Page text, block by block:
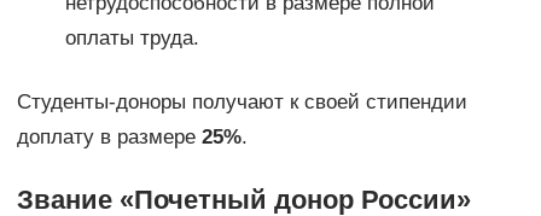
оплаты труда.
Студенты-доноры получают к своей стипендии
доплату в размере 25%.
Звание «Почетный донор России»